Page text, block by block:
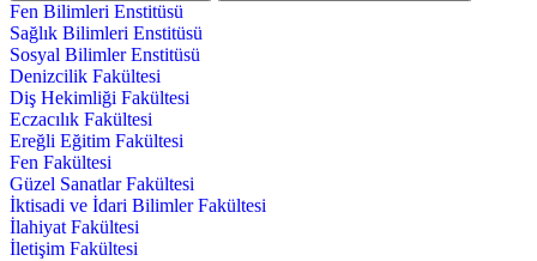
Fen Bilimleri Enstitüsü
Sağlık Bilimleri Enstitüsü
Sosyal Bilimler Enstitüsü
Denizcilik Fakültesi
Diş Hekimliği Fakültesi
Eczacılık Fakültesi
Ereğli Eğitim Fakültesi
Fen Fakültesi
Güzel Sanatlar Fakültesi
İktisadi ve İdari Bilimler Fakültesi
İlahiyat Fakültesi
İletişim Fakültesi